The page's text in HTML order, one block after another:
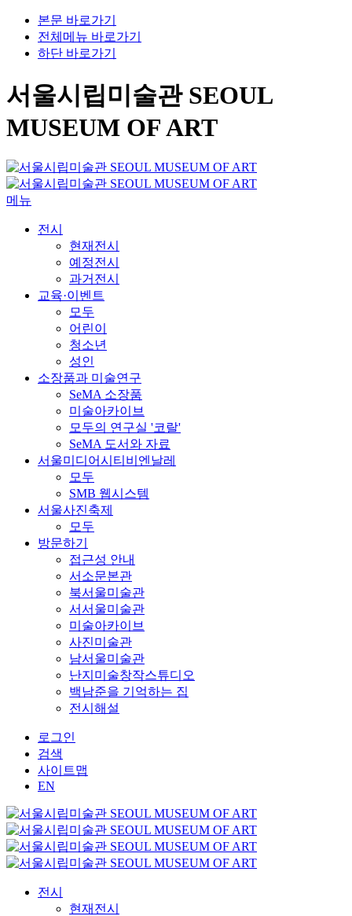
본문 바로가기
전체메뉴 바로가기
하단 바로가기
서울시립미술관 SEOUL
MUSEUM OF ART
메뉴
전시
현재전시
예정전시
과거전시
교육·이벤트
모두
어린이
청소년
성인
소장품과 미술연구
SeMA 소장품
미술아카이브
모두의 연구실 '코랄'
SeMA 도서와 자료
서울미디어시티비엔날레
모두
SMB 웹시스템
서울사진축제
모두
방문하기
접근성 안내
서소문본관
북서울미술관
서서울미술관
미술아카이브
사진미술관
남서울미술관
난지미술창작스튜디오
백남준을 기억하는 집
전시해설
로그인
검색
사이트맵
EN
전시
현재전시